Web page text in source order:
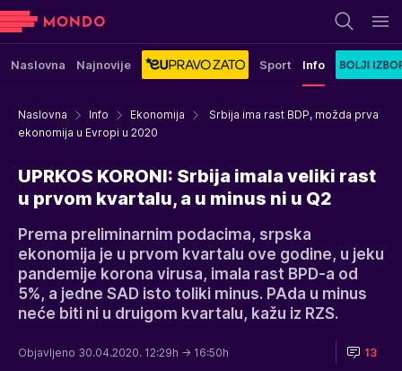
Naslovna Najnovije Sport Info
Naslovna Info Ekonomija
Srbija ima rast BDP, možda prva
ekonomija u Evropi u 2020
UPRKOS KORONI: Srbija imala veliki rast
u prvom kvartalu, a u minus ni u Q2
Prema preliminarnim podacima, srpska
ekonomija je u prvom kvartalu ove godine, u jeku
pandemije korona virusa, imala rast BPD-a od
5%, a jedne SAD isto toliki minus. PAda u minus
neće biti ni u druigom kvartalu, kažu iz RZS.
Objavljeno 30.04.2020. 12:29h → 16:50h 13